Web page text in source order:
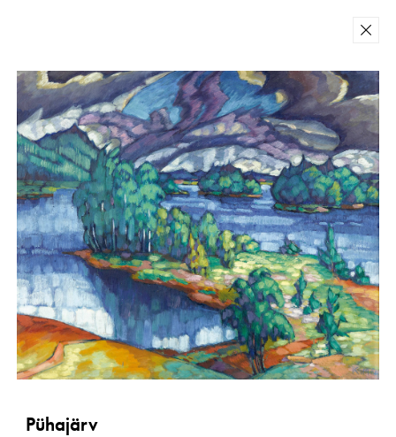
Back
Pühajärv
Teoste ja fotode reprodutseerimine
ilma omaniku kirjaliku loata on
keelatud.
Konrad Mägi Sihtasutus 2026